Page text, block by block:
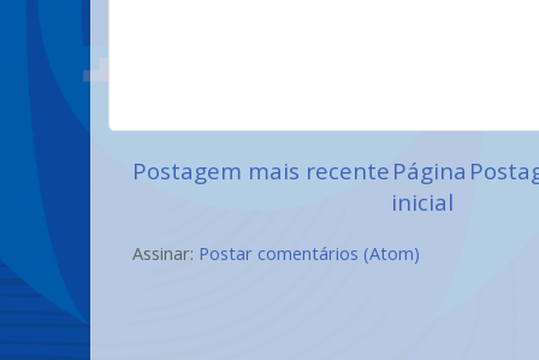
Postagem mais recentePágina
inicial
Assinar: Postar comentários (Atom)